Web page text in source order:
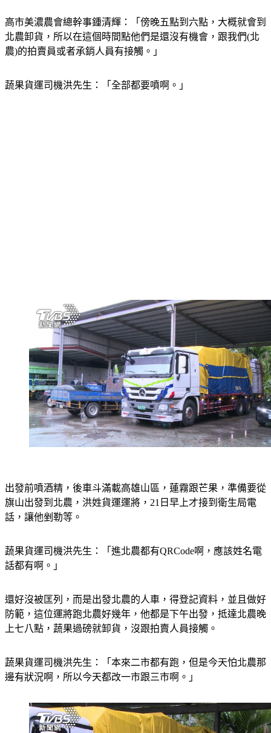
高市美濃農會總幹事鍾清輝：「傍晚五點到六點，大概就會到
北農卸貨，所以在這個時間點他們是還沒有機會，跟我們(北
出發前噴酒精，後車斗滿載高雄山區，蓮霧跟芒果，準備要從
旗山出發到北農，洪姓貨運運將，21日早上才接到衛生局電
蔬果貨運司機洪先生：「進北農都有QRCode啊，應該姓名電
還好沒被匡列，而是出發北農的人車，得登記資料，並且做好
防範，這位運將跑北農好幾年，他都是下午出發，抵達北農晚
蔬果貨運司機洪先生：「本來二市都有跑，但是今天怕北農那